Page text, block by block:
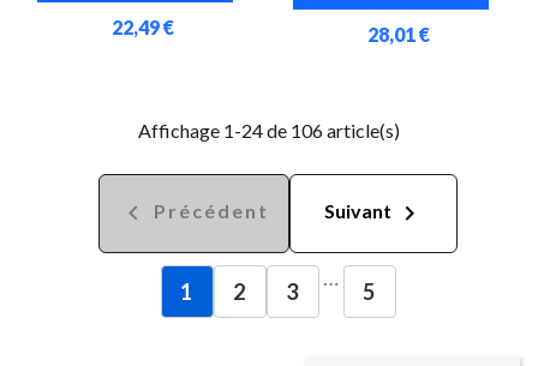
22,49 € 28,01 €
Affichage 1-24 de 106 article(s)
 Précédent Suivant 
1 2 3
…
5